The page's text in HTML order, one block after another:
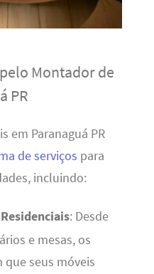
Montador de
PR
em Paranaguá PR
de serviços para
incluindo:
: Desde
e mesas, os
seus móveis